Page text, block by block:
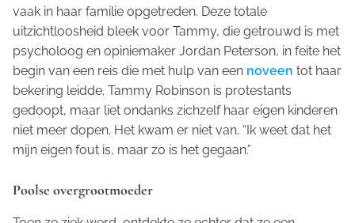
vaak in haar familie opgetreden. Deze totale
uitzichtloosheid bleek voor Tammy, die getrouwd is met
psycholoog en opiniemaker Jordan Peterson, in feite het
begin van een reis die met hulp van een noveen tot haar
bekering leidde. Tammy Robinson is protestants
gedoopt, maar liet ondanks zichzelf haar eigen kinderen
niet meer dopen. Het kwam er niet van. “Ik weet dat het
mijn eigen fout is, maar zo is het gegaan.”
Poolse overgrootmoeder